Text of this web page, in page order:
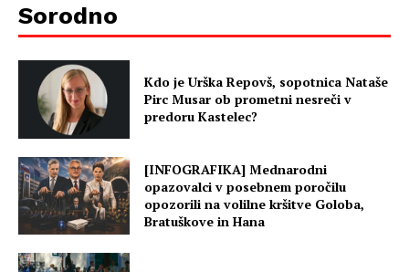
Sorodno
Kdo je Urška Repovš, sopotnica Nataše
Pirc Musar ob prometni nesreči v
predoru Kastelec?
[INFOGRAFIKA] Mednarodni
opazovalci v posebnem poročilu
opozorili na volilne kršitve Goloba,
Bratuškove in Hana